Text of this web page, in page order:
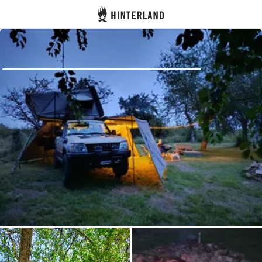
Hinterland
Anmelden
Registrieren
Gastgeber werden
Zelt- & Stellplätze
Unterkünfte
Routen